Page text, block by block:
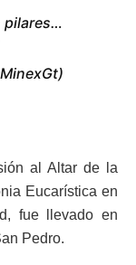
pilares…
al Altar de la
Eucarística en
fue llevado en
Pedro.